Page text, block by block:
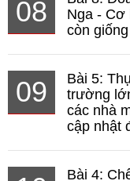
08
Nga - Cơ
còn
09
Bài 5:
trường
các nhà
cập nhật
Bài 4: